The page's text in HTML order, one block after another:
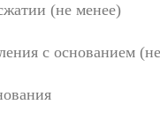
(не менее)
с основанием